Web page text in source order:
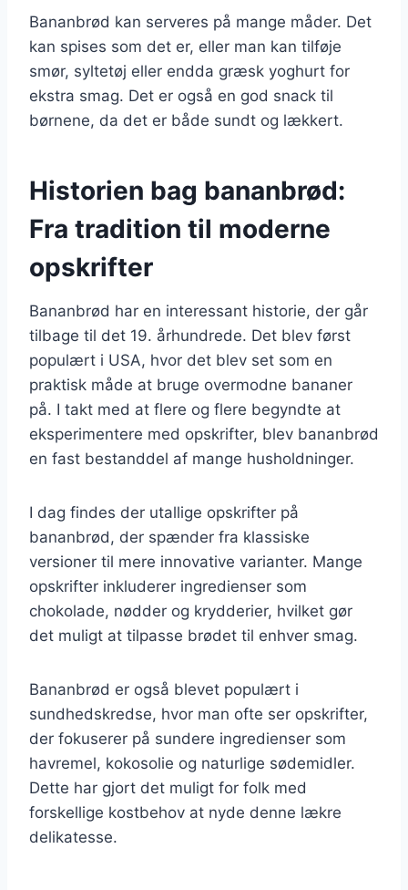
Bananbrød kan serveres på mange måder. Det
kan spises som det er, eller man kan tilføje
smør, syltetøj eller endda græsk yoghurt for
ekstra smag. Det er også en god snack til
børnene, da det er både sundt og lækkert.
Historien bag bananbrød:
Fra tradition til moderne
opskrifter
Bananbrød har en interessant historie, der går
tilbage til det 19. århundrede. Det blev først
populært i USA, hvor det blev set som en
praktisk måde at bruge overmodne bananer
på. I takt med at flere og flere begyndte at
eksperimentere med opskrifter, blev bananbrød
en fast bestanddel af mange husholdninger.
I dag findes der utallige opskrifter på
bananbrød, der spænder fra klassiske
versioner til mere innovative varianter. Mange
opskrifter inkluderer ingredienser som
chokolade, nødder og krydderier, hvilket gør
det muligt at tilpasse brødet til enhver smag.
Bananbrød er også blevet populært i
sundhedskredse, hvor man ofte ser opskrifter,
der fokuserer på sundere ingredienser som
havremel, kokosolie og naturlige sødemidler.
Dette har gjort det muligt for folk med
forskellige kostbehov at nyde denne lækre
delikatesse.